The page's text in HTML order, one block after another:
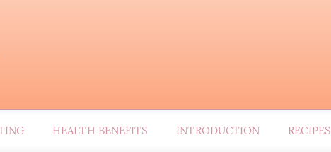
HEALTH BENEFITS INTRODUCTION RECIPES